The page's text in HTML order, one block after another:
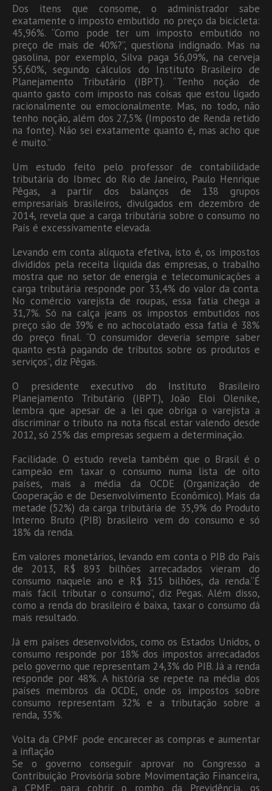
Dos itens que consome, o administrador sabe
exatamente o imposto embutido no preço da bicicleta:
45,96%. “Como pode ter um imposto embutido no
preço de mais de 40%?”, questiona indignado. Mas na
gasolina, por exemplo, Silva paga 56,09%, na cerveja
55,60%, segundo cálculos do Instituto Brasileiro de
Planejamento Tributário (IBPT). “Tenho noção de
quanto gasto com imposto nas coisas que estou ligado
racionalmente ou emocionalmente. Mas, no todo, não
tenho noção, além dos 27,5% (Imposto de Renda retido
na fonte). Não sei exatamente quanto é, mas acho que
é muito.”
Um estudo feito pelo professor de contabilidade
tributária do Ibmec do Rio de Janeiro, Paulo Henrique
Pêgas, a partir dos balanços de 138 grupos
empresariais brasileiros, divulgados em dezembro de
2014, revela que a carga tributária sobre o consumo no
País é excessivamente elevada.
Levando em conta alíquota efetiva, isto é, os impostos
divididos pela receita líquida das empresas, o trabalho
mostra que no setor de energia e telecomunicações a
carga tributária responde por 33,4% do valor da conta.
No comércio varejista de roupas, essa fatia chega a
31,7%. Só na calça jeans os impostos embutidos nos
preço são de 39% e no achocolatado essa fatia é 38%
do preço final. “O consumidor deveria sempre saber
quanto está pagando de tributos sobre os produtos e
serviços”, diz Pêgas.
O presidente executivo do Instituto Brasileiro
Planejamento Tributário (IBPT), João Eloi Olenike,
lembra que apesar de a lei que obriga o varejista a
discriminar o tributo na nota fiscal estar valendo desde
2012, só 25% das empresas seguem a determinação.
Facilidade. O estudo revela também que o Brasil é o
campeão em taxar o consumo numa lista de oito
países, mais a média da OCDE (Organização de
Cooperação e de Desenvolvimento Econômico). Mais da
metade (52%) da carga tributária de 35,9% do Produto
Interno Bruto (PIB) brasileiro vem do consumo e só
18% da renda.
Em valores monetários, levando em conta o PIB do País
de 2013, R$ 893 bilhões arrecadados vieram do
consumo naquele ano e R$ 315 bilhões, da renda.“É
mais fácil tributar o consumo”, diz Pegas. Além disso,
como a renda do brasileiro é baixa, taxar o consumo dá
mais resultado.
Já em países desenvolvidos, como os Estados Unidos, o
consumo responde por 18% dos impostos arrecadados
pelo governo que representam 24,3% do PIB. Já a renda
responde por 48%. A história se repete na média dos
países membros da OCDE, onde os impostos sobre
consumo representam 32% e a tributação sobre a
renda, 35%.
Volta da CPMF pode encarecer as compras e aumentar
a inflação
Se o governo conseguir aprovar no Congresso a
Contribuição Provisória sobre Movimentação Financeira,
a CPMF, para cobrir o rombo da Previdência, os